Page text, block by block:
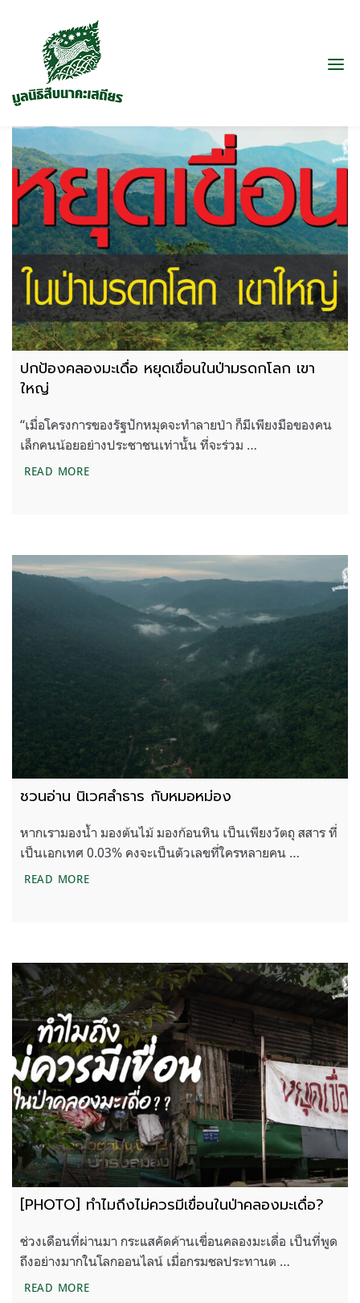
ปกป้องคลองมะเดื่อ หยุดเขื่อนในป่ามรดกโลก เขา
ใหญ่
“เมื่อโครงการของรัฐปักหมุดจะทำลายป่า ก็มีเพียงมือของคน
เล็กคนน้อยอย่างประชาชนเท่านั้น ที่จะร่วม …
READ MOREปกป้องคลองมะเดื่อ หยุดเขื่อนในป่ามรดกโลก เขาใหญ่
ชวนอ่าน นิเวศลำธาร กับหมอหม่อง
หากเรามองน้ำ มองต้นไม้ มองก้อนหิน เป็นเพียงวัตถุ สสาร ที่
เป็นเอกเทศ 0.03% คงจะเป็นตัวเลขที่ใครหลายคน …
READ MOREชวนอ่าน นิเวศลำธาร กับหมอหม่อง
[PHOTO] ทำไมถึงไม่ควรมีเขื่อนในป่าคลองมะเดื่อ?
ช่วงเดือนที่ผ่านมา กระแสคัดค้านเขื่อนคลองมะเดื่อ เป็นที่พูด
ถึงอย่างมากในโลกออนไลน์ เมื่อกรมชลประทานต …
READ MORE[PHOTO] ทำไมถึงไม่ควรมีเขื่อนในป่าคลองมะเดื่อ?